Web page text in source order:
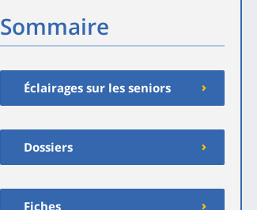
Sommaire
Éclairages sur les seniors
Dossiers
Fiches